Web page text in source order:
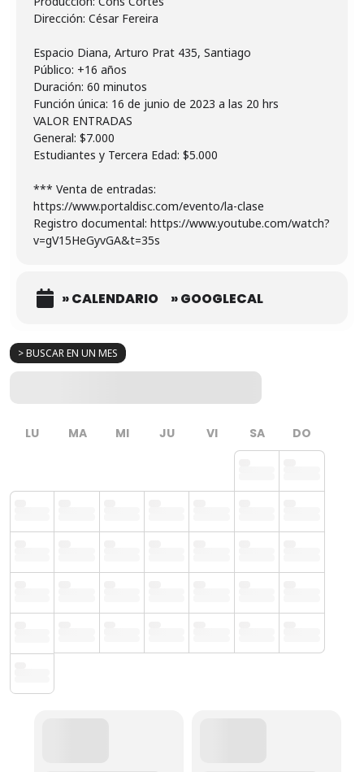
> BUSCAR EN UN MES
LU MA MI JU VI SA DO
Dirección: César Fereira
Espacio Diana, Arturo Prat 435, Santiago
Público: +16 años
Duración: 60 minutos
Función única: 16 de junio de 2023 a las 20 hrs
VALOR ENTRADAS
General: $7.000
Estudiantes y Tercera Edad: $5.000
*** Venta de entradas:
https://www.portaldisc.com/evento/la-clase
Registro documental: https://www.youtube.com/watch?
v=gV15HeGyvGA&t=35s
» CALENDARIO » GOOGLECAL